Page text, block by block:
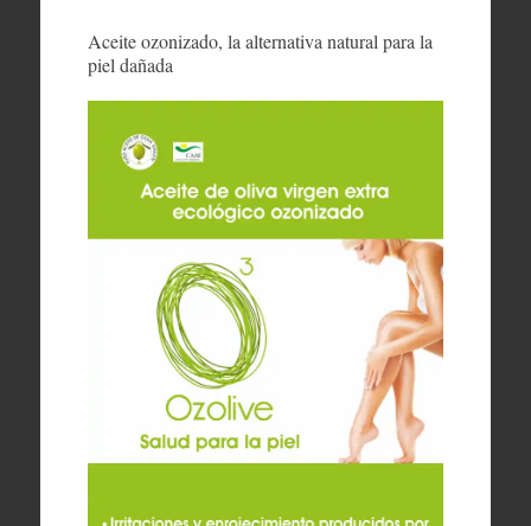
Aceite ozonizado, la alternativa natural para la
piel dañada